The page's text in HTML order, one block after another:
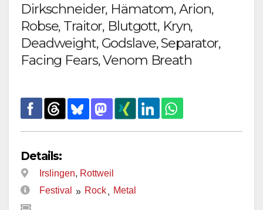
Dirkschneider, Hämatom, Arion,
Robse, Traitor, Blutgott, Kryn,
Deadweight, Godslave, Separator,
Facing Fears, Venom Breath
Details:
Irslingen, Rottweil
Festival
» Rock, Metal